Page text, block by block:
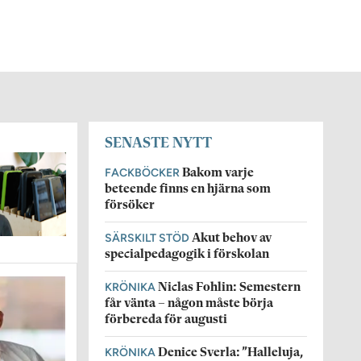
SENASTE NYTT
FACKBÖCKER Bakom varje
beteende finns en hjärna som
försöker
SÄRSKILT STÖD Akut behov av
specialpedagogik i förskolan
KRÖNIKA Niclas Fohlin: Semestern
får vänta – någon måste börja
förbereda för augusti
KRÖNIKA Denice Sverla: ”Halleluja,